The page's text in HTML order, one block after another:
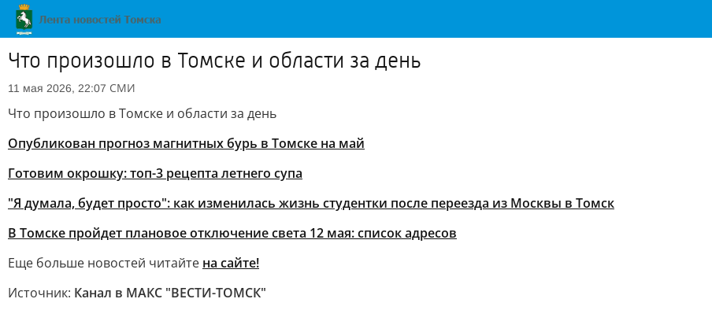
Что произошло в Томске и области за день
11 мая 2026, 22:07 СМИ
Что произошло в Томске и области за день
Опубликован прогноз магнитных бурь в Томске на май
Готовим окрошку: топ-3 рецепта летнего супа
"Я думала, будет просто": как изменилась жизнь студентки после переезда из Москвы в Томск
В Томске пройдет плановое отключение света 12 мая: список адресов
Еще больше новостей читайте на сайте!
Источник: Канал в МАКС "ВЕСТИ-ТОМСК"